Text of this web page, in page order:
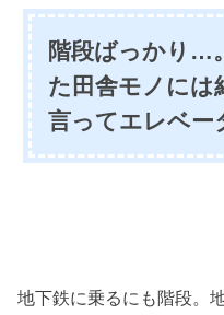
階段ばっかり…
た田舎モノには
言ってエレベー
地下鉄に乗るにも階段。